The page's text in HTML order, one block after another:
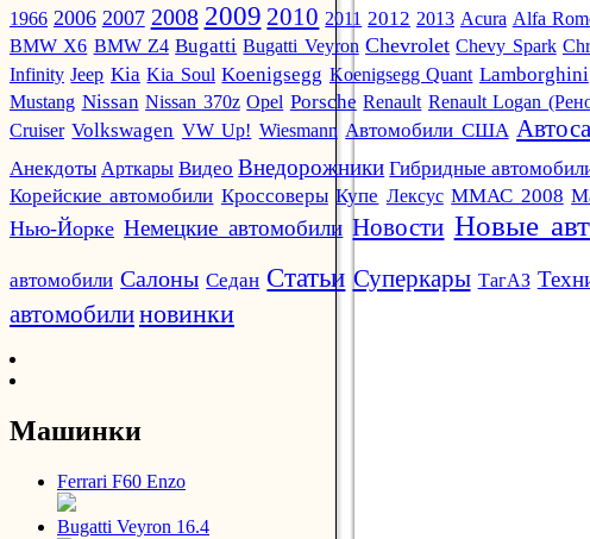
1966 2006 2007 2008 2009 2010 2011 2012 2013 Acura Alfa
BMW X6 BMW Z4 Bugatti Bugatti Veyron Chevrolet Chevy Spark
Infinity Jeep Kia Kia Soul Koenigsegg Koenigsegg Quant Lamborghini
Mustang Nissan Nissan 370z Opel Porsche Renault Renault Logan
Cruiser Volkswagen VW Up! Wiesmann Автомобили США
Анекдоты Арткары Видео Внедорожники Гибридные
Корейские автомобили Кроссоверы Купе Лексус ММАС 2008
Нью-Йорке Немецкие автомобили Новости Новые
автомобили Салоны Седан Статьи Суперкары ТагАЗ
автомобилиновинки
Машинки
Ferrari F60 Enzo
Bugatti Veyron 16.4